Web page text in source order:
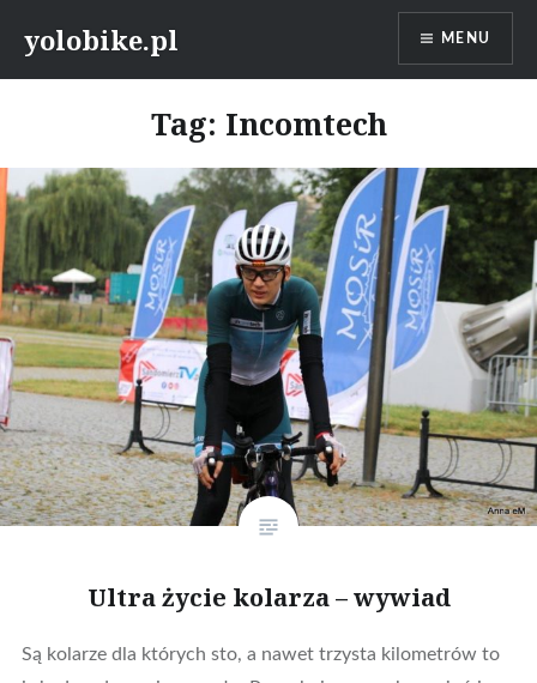
yolobike.pl MENU
Tag: Incomtech
Ultra życie kolarza – wywiad
Są kolarze dla których sto, a nawet trzysta kilometrów to